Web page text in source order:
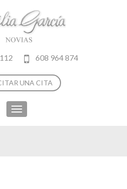
608 964 874
UNA CITA
Toggle
navigation